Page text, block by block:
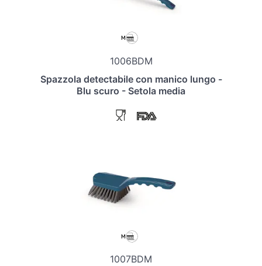
1006BDM
Spazzola detectabile con manico lungo -
Blu scuro - Setola media
1007BDM